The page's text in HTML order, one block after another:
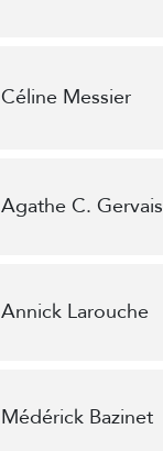
Céline Messier
Agathe C. Gervais
Annick Larouche
Médérick Bazinet